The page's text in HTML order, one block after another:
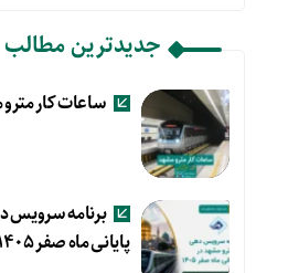
جدیدترین مطالب
ساعات کار
برنامه سرویس
پایانی ماه صفر ۱۴۰۵